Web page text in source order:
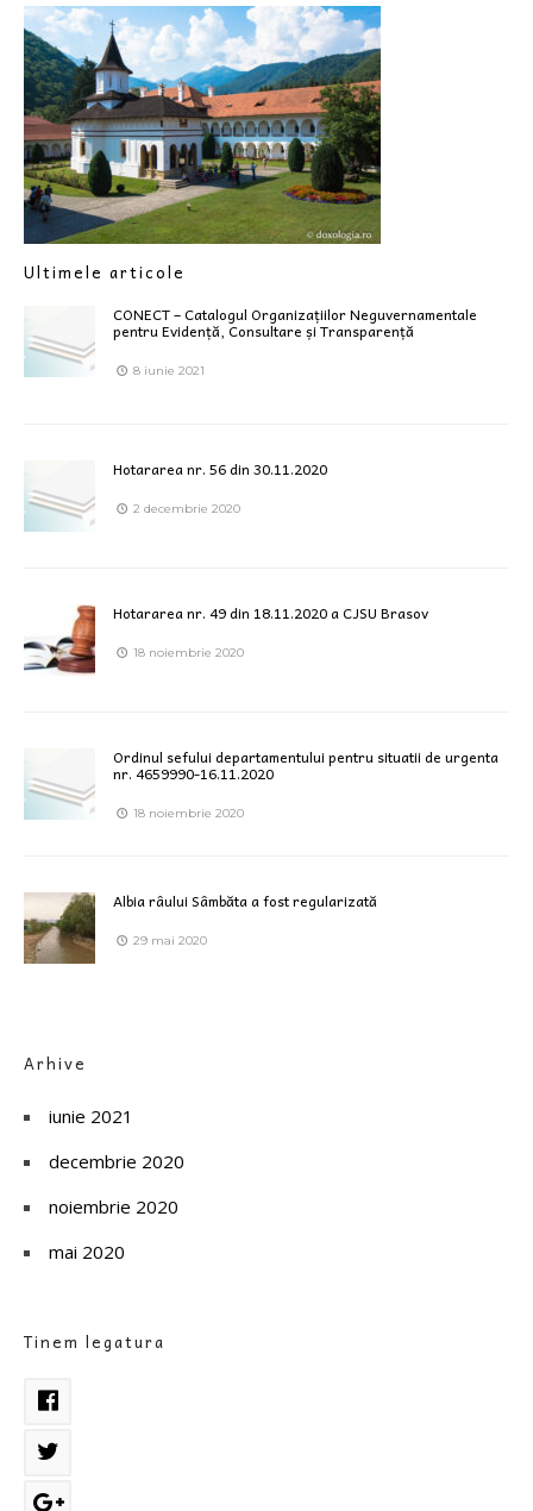
Ultimele articole
CONECT – Catalogul Organizațiilor Neguvernamentale
pentru Evidență, Consultare și Transparență
8 iunie 2021
Hotararea nr. 56 din 30.11.2020
2 decembrie 2020
Hotararea nr. 49 din 18.11.2020 a CJSU Brasov
18 noiembrie 2020
Ordinul sefului departamentului pentru situatii de urgenta
nr. 4659990-16.11.2020
18 noiembrie 2020
Albia râului Sâmbăta a fost regularizată
29 mai 2020
Arhive
iunie 2021
decembrie 2020
noiembrie 2020
mai 2020
Tinem legatura